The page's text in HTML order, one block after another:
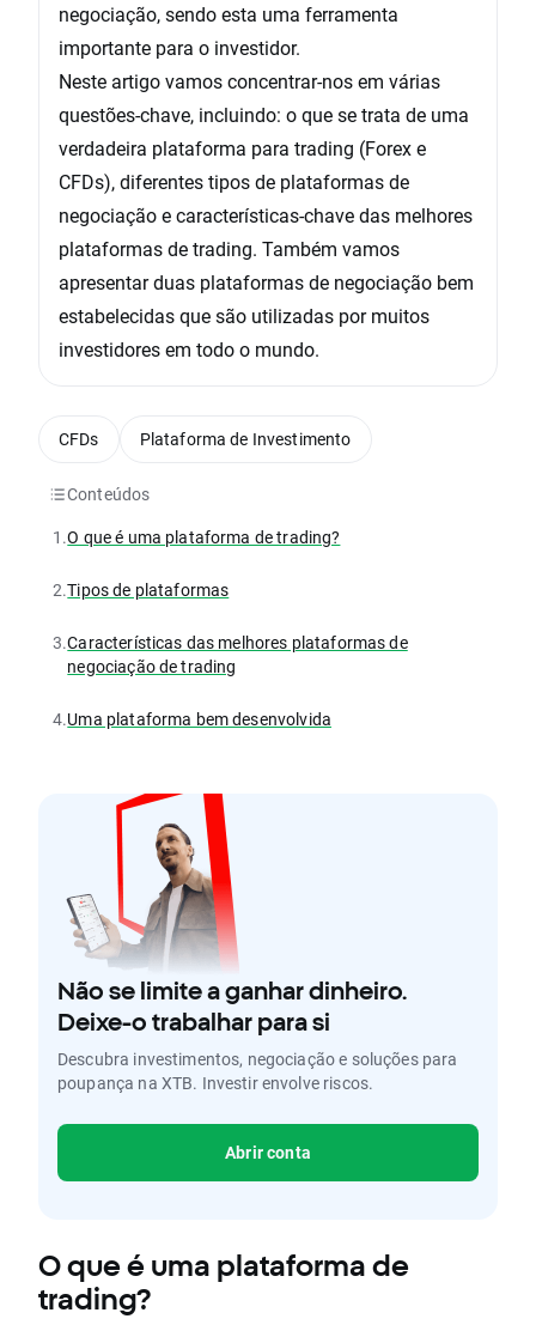
negociação, sendo esta uma ferramenta
importante para o investidor.
Neste artigo vamos concentrar-nos em várias
questões-chave, incluindo: o que se trata de uma
verdadeira plataforma para trading (Forex e
CFDs), diferentes tipos de plataformas de
negociação e características-chave das melhores
plataformas de trading. Também vamos
apresentar duas plataformas de negociação bem
estabelecidas que são utilizadas por muitos
investidores em todo o mundo.
Conteúdos
1.O que é uma plataforma de trading?
2.Tipos de plataformas
3.Características das melhores plataformas de
negociação de trading
4.Uma plataforma bem desenvolvida
Não se limite a ganhar dinheiro.
Deixe-o trabalhar para si
Descubra investimentos, negociação e soluções para
poupança na XTB. Investir envolve riscos.
Abrir conta
O que é uma plataforma de
trading?
CFDs Plataforma de Investimento